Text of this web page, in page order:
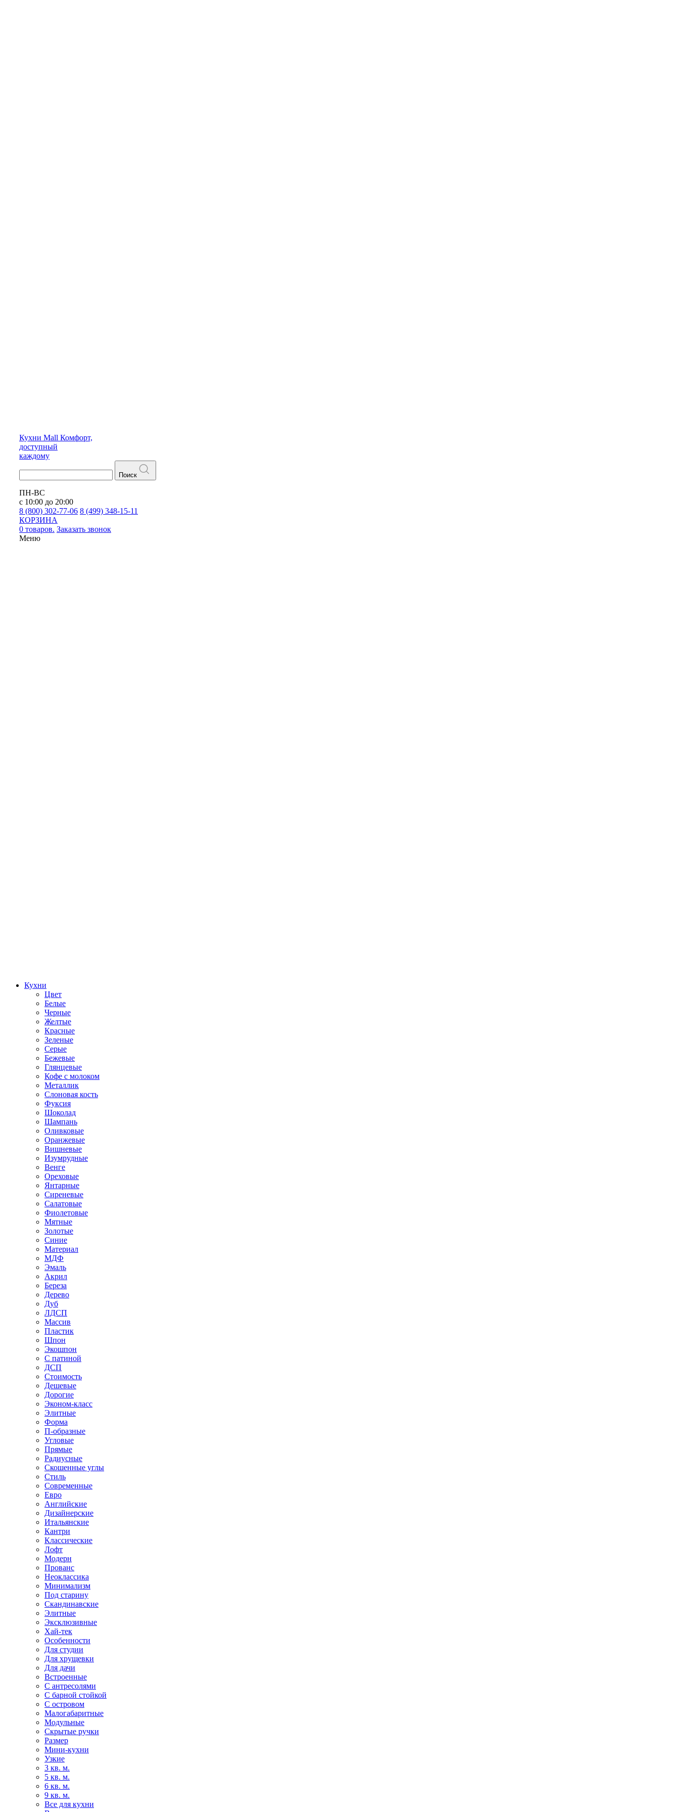
Кухни Mall Комфорт,
доступный
каждому
Поиск
ПН-ВС
с 10:00 до 20:00
8 (800) 302-77-06 8 (499) 348-15-11
КОРЗИНА
0 товаров. Заказать звонок
Меню
Кухни
Цвет
Белые
Черные
Желтые
Красные
Зеленые
Серые
Бежевые
Глянцевые
Кофе с молоком
Металлик
Слоновая кость
Фуксия
Шоколад
Шампань
Оливковые
Оранжевые
Вишневые
Изумрудные
Венге
Ореховые
Янтарные
Сиреневые
Салатовые
Фиолетовые
Мятные
Золотые
Синие
Материал
МДФ
Эмаль
Акрил
Береза
Дерево
Дуб
ЛДСП
Массив
Пластик
Шпон
Экошпон
С патиной
ДСП
Стоимость
Дешевые
Дорогие
Эконом-класс
Элитные
Форма
П-образные
Угловые
Прямые
Радиусные
Скошенные углы
Стиль
Современные
Евро
Английские
Дизайнерские
Итальянские
Кантри
Классические
Лофт
Модерн
Прованс
Неоклассика
Минимализм
Под старину
Скандинавские
Элитные
Эксклюзивные
Хай-тек
Особенности
Для студии
Для хрущевки
Для дачи
Встроенные
С антресолями
С барной стойкой
С островом
Малогабаритные
Модульные
Скрытые ручки
Размер
Мини-кухни
Узкие
3 кв. м.
5 кв. м.
6 кв. м.
9 кв. м.
Все для кухни